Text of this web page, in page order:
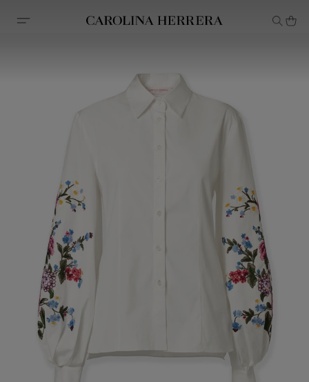
Avis d'accessibilité (lien)